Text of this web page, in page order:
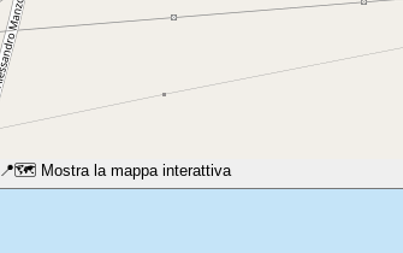
📍🗺️ Mostra la mappa interattiva